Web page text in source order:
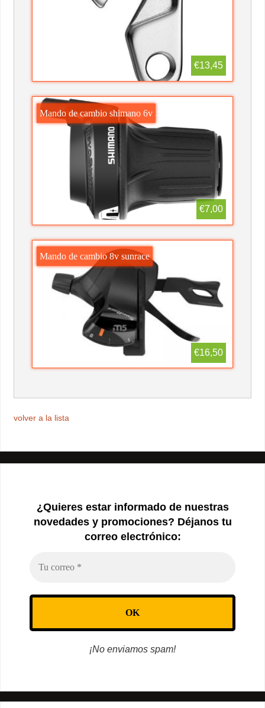
€13,45
Mando de cambio shimano 6v
€7,00
Mando de cambio 8v sunrace
€16,50
volver a la lista
¿Quieres estar informado de nuestras
novedades y promociones? Déjanos tu
correo electrónico:
¡No enviamos spam!